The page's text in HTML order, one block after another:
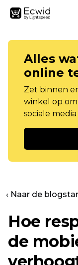
Alles
online
Zet binnen
winkel op
sociale
‹ Naar de
Hoe
de